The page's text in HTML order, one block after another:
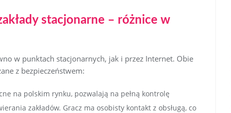
stacjonarne – różnice w
w punktach stacjonarnych, jak i przez Internet. Obie
z bezpieczeństwem:
na polskim rynku, pozwalają na pełną kontrolę
zakładów. Gracz ma osobisty kontakt z obsługą, co